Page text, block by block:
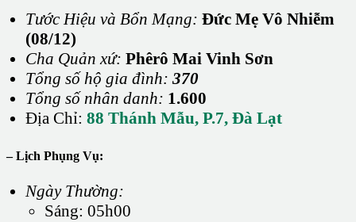
Tước Hiệu và Bổn Mạng: Đức Mẹ Vô Nhiễm
(08/12)
Cha Quản xứ: Phêrô Mai Vinh Sơn
Tổng số hộ gia đình: 370
Tổng số nhân danh: 1.600
Địa Chỉ: 88 Thánh Mẫu, P.7, Đà Lạt
– Lịch Phụng Vụ:
Ngày Thường:
Sáng: 05h00